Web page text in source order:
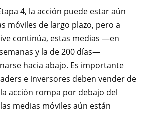
4, la acción puede estar aún
móviles de largo plazo, pero a
continúa, estas medias —en
y la de 200 días—
hacia abajo. Es importante
e inversores deben vender de
acción rompa por debajo del
medias móviles aún están